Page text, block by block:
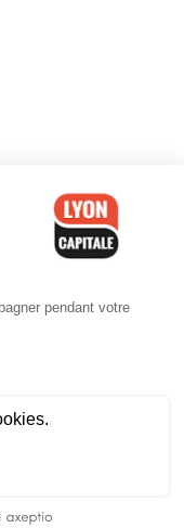
CGV-Politique de